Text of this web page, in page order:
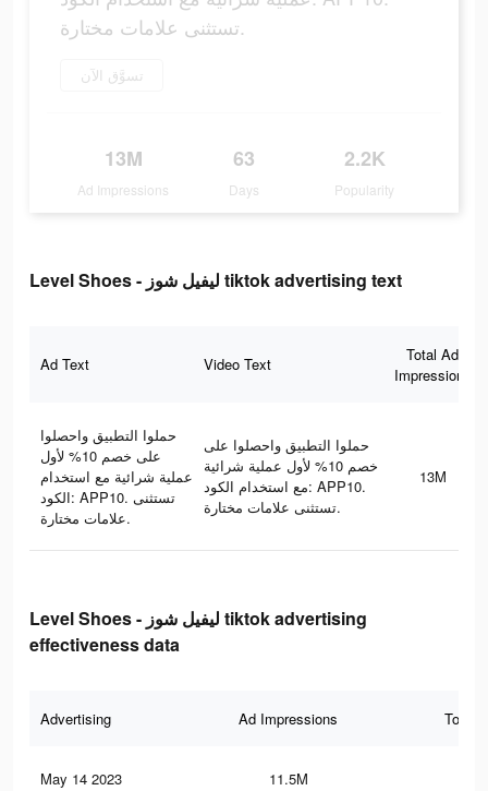
تستثنى علامات مختارة.
تسوَّق الآن
13M
Ad Impressions
63
Days
2.2K
Popularity
Level Shoes - ليفيل شوز tiktok advertising text
Ad Text Video Text
Total Ad
Impressions
حملوا التطبيق واحصلوا
على خصم 10% لأول
عملية شرائية مع استخدام
الكود: APP10. تستثنى
علامات مختارة.
حملوا التطبيق واحصلوا على
خصم 10% لأول عملية شرائية
مع استخدام الكود: APP10.
تستثنى علامات مختارة.
13M
Level Shoes - ليفيل شوز tiktok advertising
effectiveness data
Advertising Ad Impressions Total
May 14 2023 11.5M